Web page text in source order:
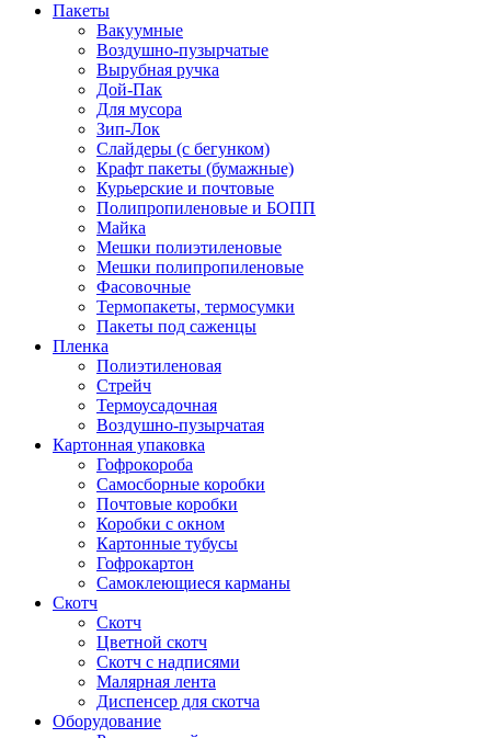
Пакеты
Вакуумные
Воздушно-пузырчатые
Вырубная ручка
Дой-Пак
Для мусора
Зип-Лок
Слайдеры (с бегунком)
Крафт пакеты (бумажные)
Курьерские и почтовые
Полипропиленовые и БОПП
Майка
Мешки полиэтиленовые
Мешки полипропиленовые
Фасовочные
Термопакеты, термосумки
Пакеты под саженцы
Пленка
Полиэтиленовая
Стрейч
Термоусадочная
Воздушно-пузырчатая
Картонная упаковка
Гофрокороба
Самосборные коробки
Почтовые коробки
Коробки с окном
Картонные тубусы
Гофрокартон
Самоклеющиеся карманы
Скотч
Скотч
Цветной скотч
Скотч с надписями
Малярная лента
Диспенсер для скотча
Оборудование